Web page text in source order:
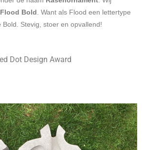
Flood Bold . Want als Flood een lettertype
Stevig, stoer en opvallend!
Dot Design Award